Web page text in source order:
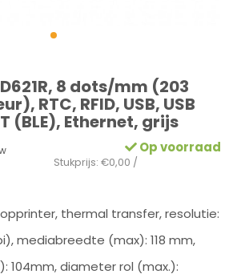
8 dots/mm (203
RTC, RFID, USB, USB
(BLE), Ethernet, grijs
Op voorraad
Stukprijs: €0,00 /
thermal transfer, resolutie:
mediabreedte (max): 118 mm,
104mm, diameter rol (max.):